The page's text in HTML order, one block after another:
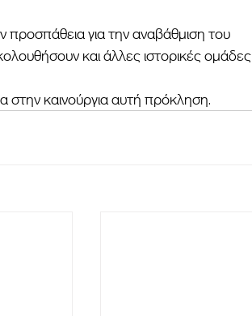
για την αναβάθμιση του
και άλλες ιστορικές ομάδες
καινούργια αυτή πρόκληση.